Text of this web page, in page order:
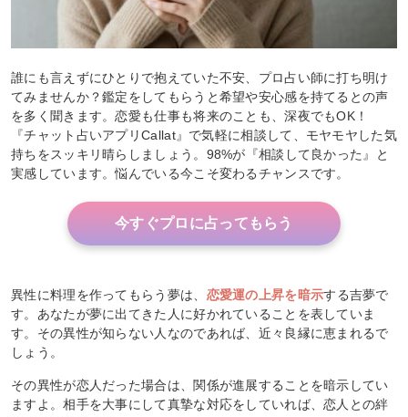
誰にも言えずにひとりで抱えていた不安、プロ占い師に打ち明け
てみませんか？鑑定をしてもらうと希望や安心感を持てるとの声
を多く聞きます。恋愛も仕事も将来のことも、深夜でもOK！
『チャット占いアプリCallat』で気軽に相談して、モヤモヤした気
持ちをスッキリ晴らしましょう。98%が『相談して良かった』と
実感しています。悩んでいる今こそ変わるチャンスです。
今すぐプロに占ってもらう
異性に料理を作ってもらう夢は、 恋愛運の上昇を暗示する吉夢で
す。あなたが夢に出てきた人に好かれていることを表していま
す。その異性が知らない人なのであれば、近々良縁に恵まれるで
しょう。
その異性が恋人だった場合は、関係が進展することを暗示してい
ますよ。相手を大事にして真摯な対応をしていれば、恋人との絆